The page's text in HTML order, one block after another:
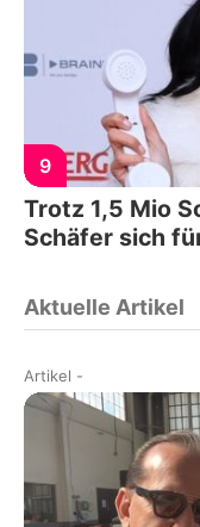
9
Trotz 1,5 Mio
Schäfer sich
Aktuelle Artikel
Artikel -